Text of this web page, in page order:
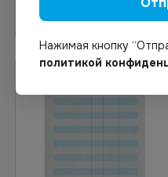
Нажимая кнопку
политикой